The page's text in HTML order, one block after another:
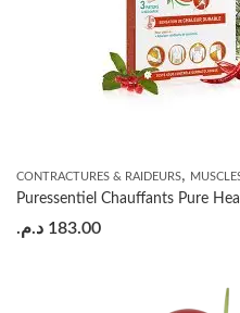
CONTRACTURES & RAIDEURS,
Puressentiel Chauffants Pure
183.00 د.م.